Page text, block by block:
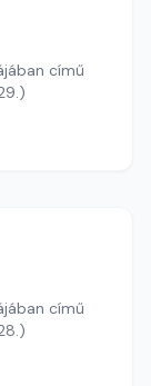
című
című